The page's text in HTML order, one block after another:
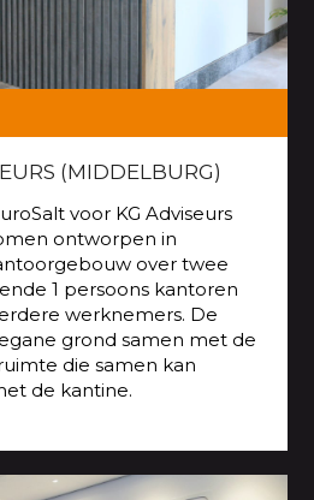
(MIDDELBURG)
voor KG Adviseurs
ontworpen in
over twee
1 persoons kantoren
werknemers. De
grond samen met de
die samen kan
de kantine.